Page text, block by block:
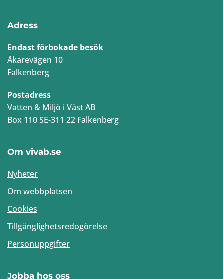
Adress
Endast förbokade besök
Åkarevägen 10
Falkenberg
Postadress
Vatten & Miljö i Väst AB
Box 110 SE-311 22 Falkenberg
Om vivab.se
Nyheter
Om webbplatsen
Cookies
Tillgänglighetsredogörelse
Personuppgifter
Jobba hos oss